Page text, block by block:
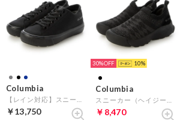
Columbia
￥13,750
30% 10
Columbia
￥8,470